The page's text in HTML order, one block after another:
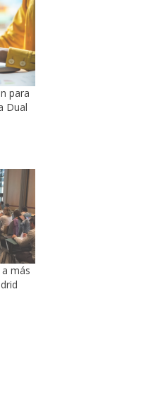
para
Dual
más